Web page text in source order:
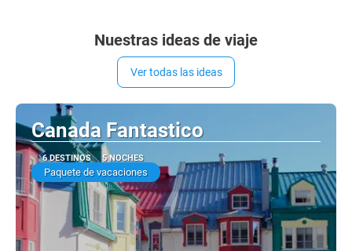
Nuestras ideas de viaje
Ver todas las ideas
Canada Fantastico
6 DESTINOS 5 NOCHES
Paquete de vacaciones